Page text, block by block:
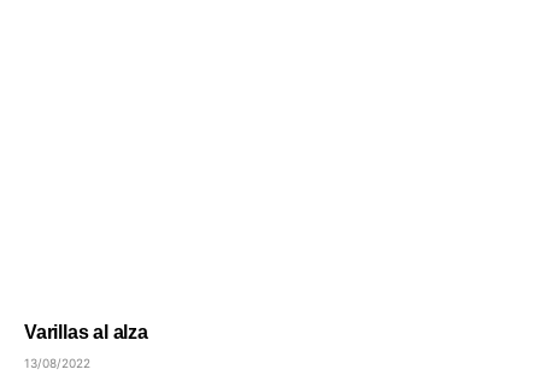
Varillas al alza
13/08/2022